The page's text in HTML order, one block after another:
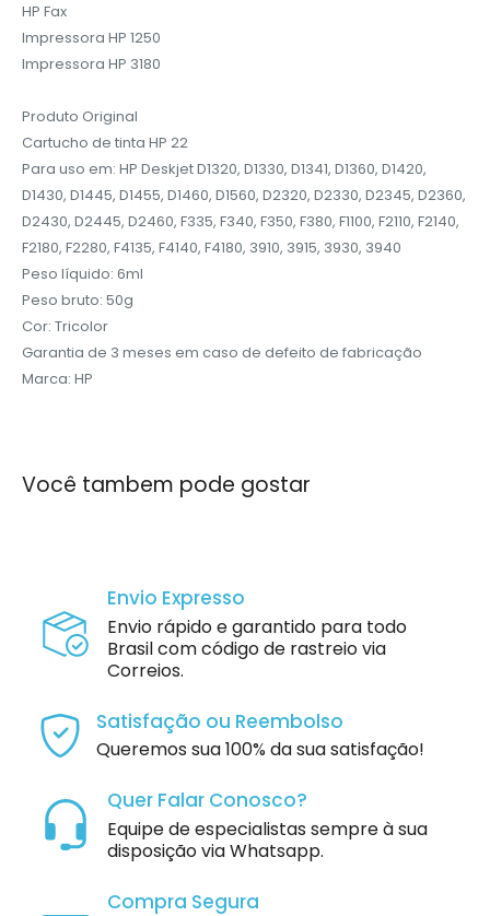
HP Fax
Impressora HP 1250
Impressora HP 3180
Produto Original
Cartucho de tinta HP 22
Para uso em: HP Deskjet D1320, D1330, D1341, D1360, D1420,
D1430, D1445, D1455, D1460, D1560, D2320, D2330, D2345, D2360,
D2430, D2445, D2460, F335, F340, F350, F380, F1100, F2110, F2140,
F2180, F2280, F4135, F4140, F4180, 3910, 3915, 3930, 3940
Peso líquido: 6ml
Peso bruto: 50g
Cor: Tricolor
Garantia de 3 meses em caso de defeito de fabricação
Marca: HP
Você tambem pode gostar
Envio Expresso
Envio rápido e garantido para todo
Brasil com código de rastreio via
Correios.
Satisfação ou Reembolso
Queremos sua 100% da sua satisfação!
Quer Falar Conosco?
Equipe de especialistas sempre à sua
disposição via Whatsapp.
Compra Segura